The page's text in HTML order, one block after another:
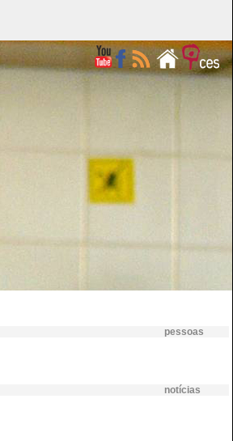
pessoas
notícias